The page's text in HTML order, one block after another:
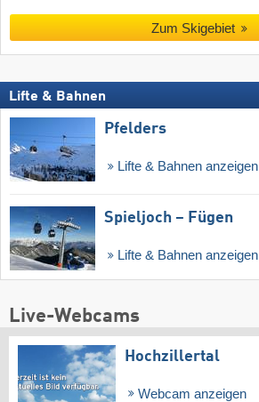
Zum Skigebiet
Lifte & Bahnen
Pfelders
Lifte & Bahnen anzeigen
Spieljoch – Fügen
Lifte & Bahnen anzeigen
Live-Webcams
Hochzillertal
Webcam anzeigen